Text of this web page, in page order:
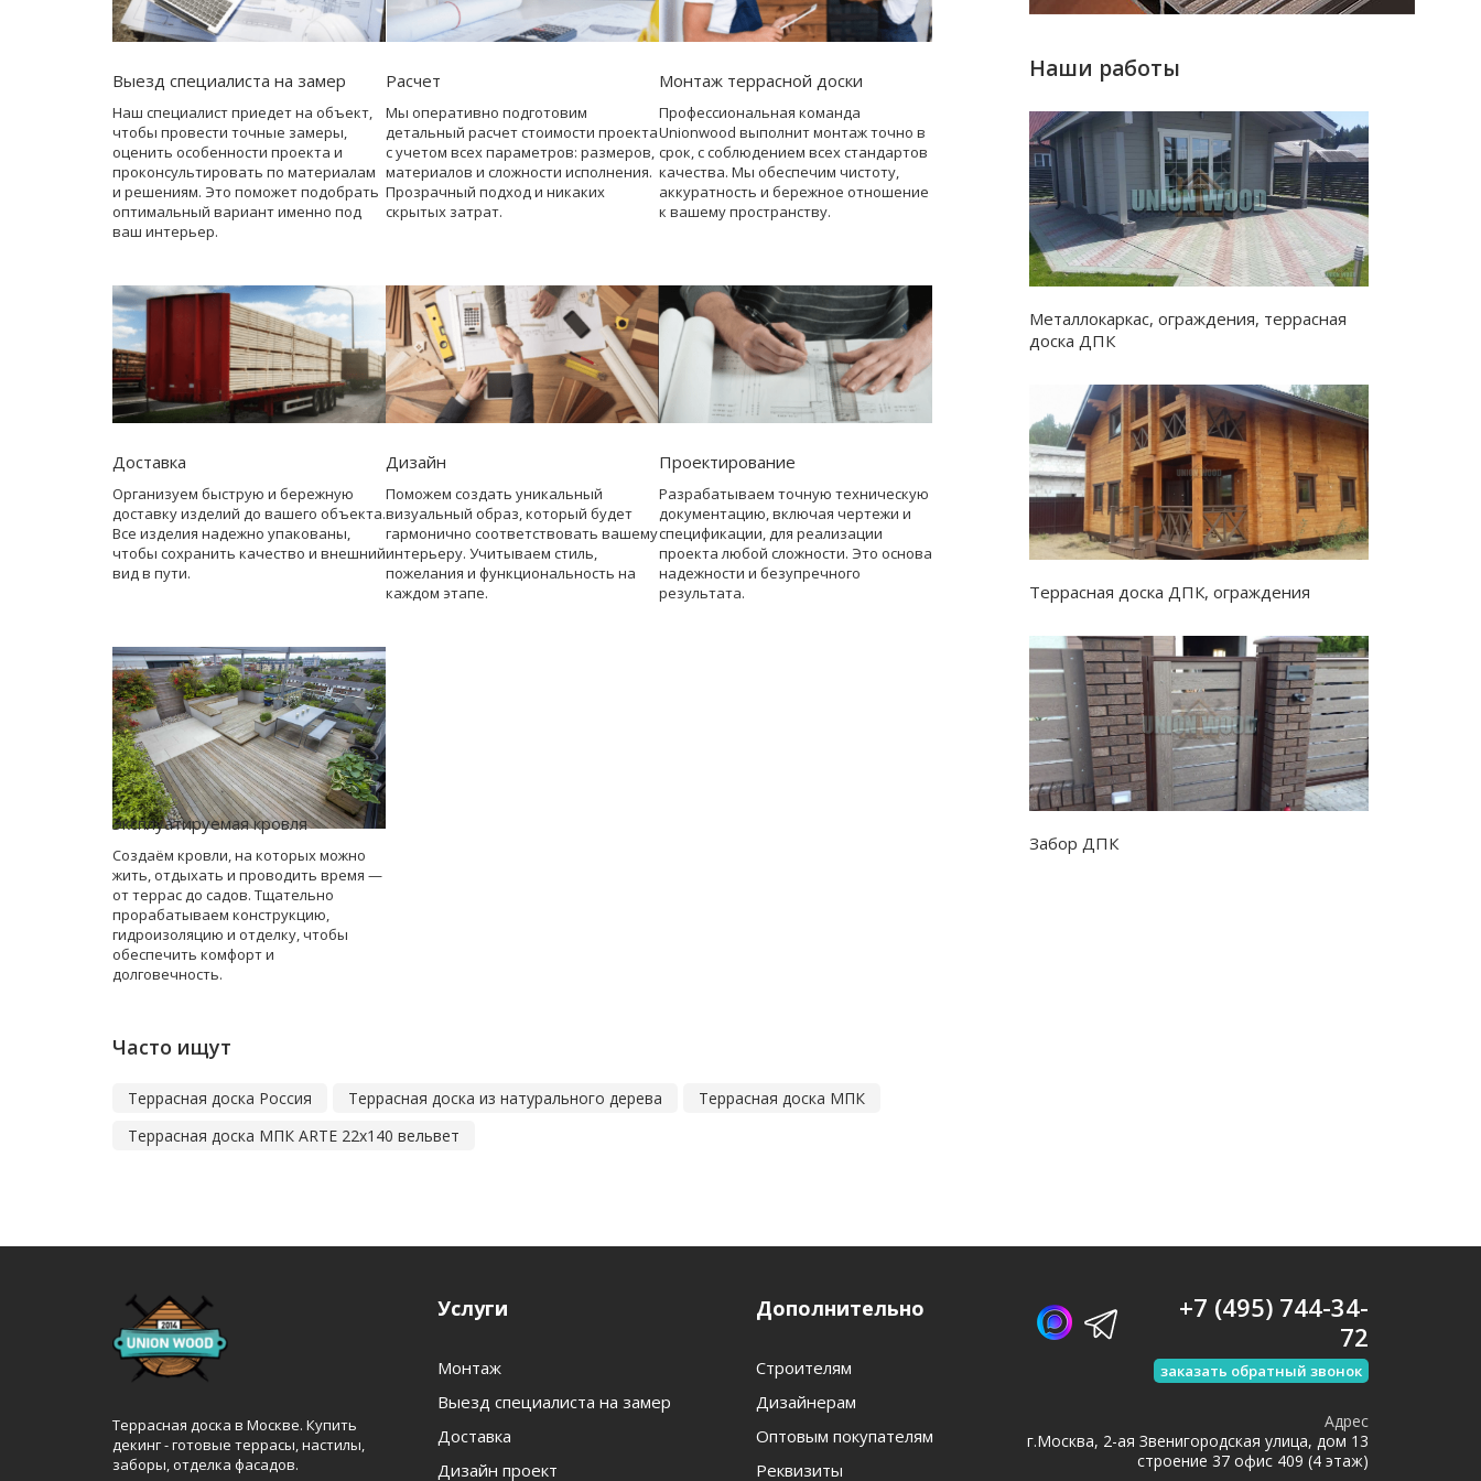
Выезд специалиста на замер
Наш специалист приедет на объект,
чтобы провести точные замеры,
оценить особенности проекта и
проконсультировать по материалам
и решениям. Это поможет подобрать
оптимальный вариант именно под
ваш интерьер.
Расчет
Мы оперативно подготовим
детальный расчет стоимости проекта
с учетом всех параметров: размеров,
материалов и сложности исполнения.
Прозрачный подход и никаких
скрытых затрат.
Монтаж террасной доски
Профессиональная команда
Unionwood выполнит монтаж точно в
срок, с соблюдением всех стандартов
качества. Мы обеспечим чистоту,
аккуратность и бережное отношение
к вашему пространству.
Доставка
Организуем быструю и бережную
доставку изделий до вашего объекта.
Все изделия надежно упакованы,
чтобы сохранить качество и внешний
вид в пути.
Дизайн
Поможем создать уникальный
визуальный образ, который будет
гармонично соответствовать вашему
интерьеру. Учитываем стиль,
пожелания и функциональность на
каждом этапе.
Проектирование
Разрабатываем точную техническую
документацию, включая чертежи и
спецификации, для реализации
проекта любой сложности. Это основа
надежности и безупречного
результата.
Эксплуатируемая кровля
Создаём кровли, на которых можно
жить, отдыхать и проводить время —
от террас до садов. Тщательно
прорабатываем конструкцию,
гидроизоляцию и отделку, чтобы
обеспечить комфорт и
долговечность.
Часто ищут
Террасная доска Россия Террасная доска из натурального дерева
Террасная доска МПК
Террасная доска МПК ARTE 22x140 вельвет
Наши работы
Металлокаркас, ограждения, террасная
доска ДПК
Террасная доска ДПК, ограждения
Забор ДПК
Террасная доска в Москве. Купить
декинг - готовые террасы, настилы,
заборы, отделка фасадов.
Услуги
Монтаж
Выезд специалиста на замер
Доставка
Дизайн проект
Дополнительно
Строителям
Дизайнерам
Оптовым покупателям
Реквизиты
+7 (495) 744-34-
72
заказать обратный звонок
Адрес
г.Москва, 2-ая Звенигородская улица, дом 13
строение 37 офис 409 (4 этаж)